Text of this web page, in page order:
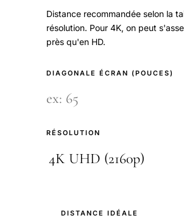
Distance recommandée selon la
résolution. Pour 4K, on peut
près qu'en HD.
DIAGONALE ÉCRAN (POUCES)
RÉSOLUTION
DISTANCE IDÉALE